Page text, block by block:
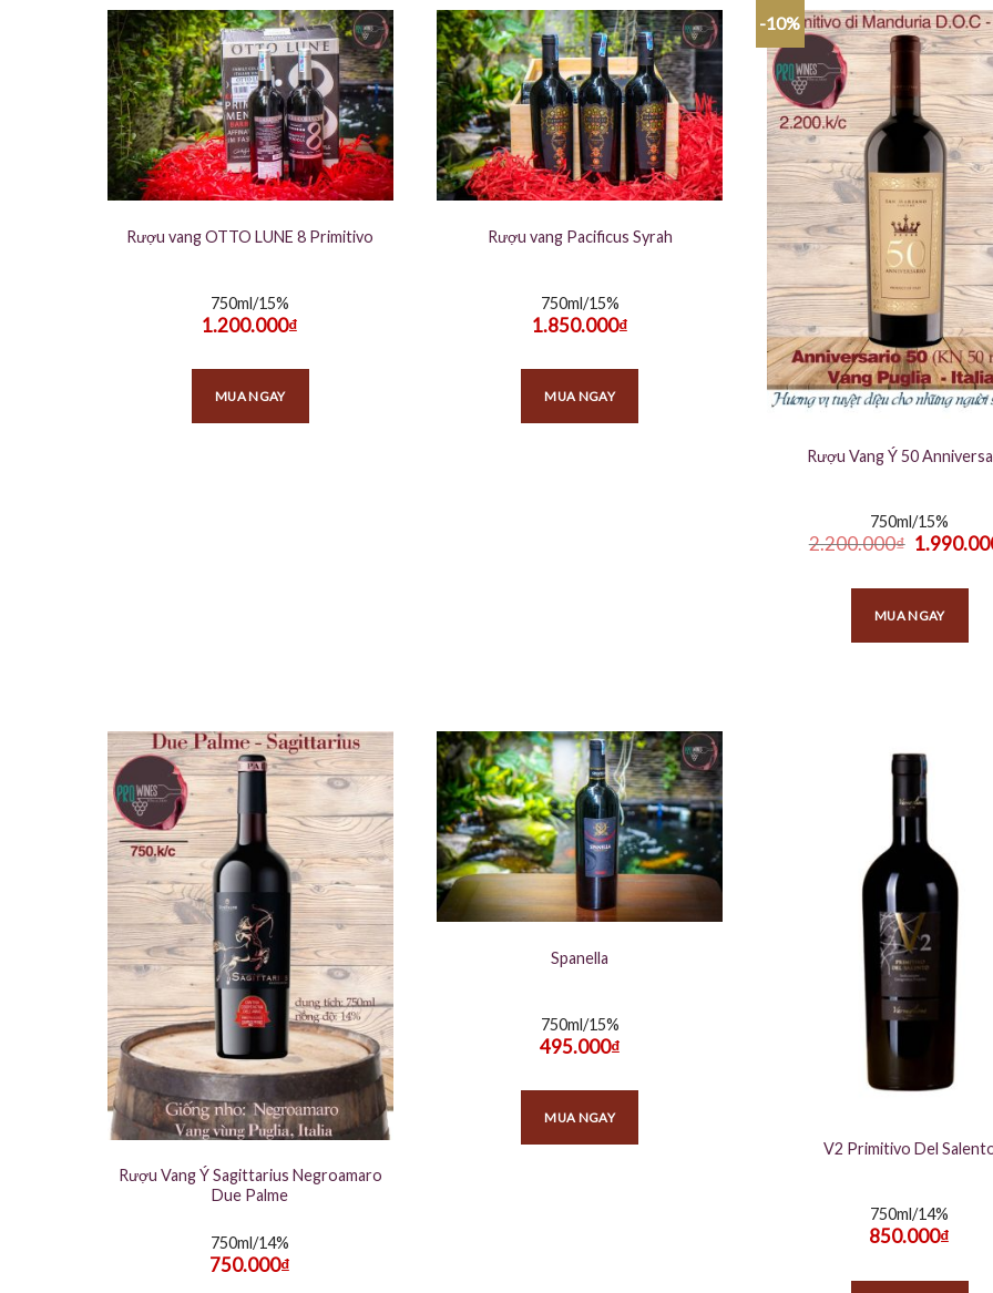
Rượu vang OTTO LUNE 8 Primitivo
750ml/15%
1.200.000₫
MUA NGAY
Rượu vang Pacificus Syrah
750ml/15%
1.850.000₫
MUA NGAY
-10%
Rượu Vang Ý 50
750ml/15%
2.200.000₫ Giá
gốc
2.200.000₫.
MUA NGAY
Rượu Vang Ý Sagittarius Negroamaro
Due Palme
750ml/14%
750.000₫
Spanella
750ml/15%
495.000₫
MUA NGAY
V2 Primitivo Del
750ml/14%
850.000₫